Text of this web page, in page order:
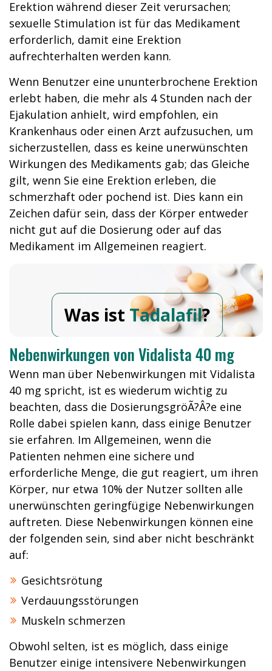
Erektion während dieser Zeit verursachen;
sexuelle Stimulation ist für das Medikament
erforderlich, damit eine Erektion
aufrechterhalten werden kann.
Wenn Benutzer eine ununterbrochene Erektion
erlebt haben, die mehr als 4 Stunden nach der
Ejakulation anhielt, wird empfohlen, ein
Krankenhaus oder einen Arzt aufzusuchen, um
sicherzustellen, dass es keine unerwünschten
Wirkungen des Medikaments gab; das Gleiche
gilt, wenn Sie eine Erektion erleben, die
schmerzhaft oder pochend ist. Dies kann ein
Zeichen dafür sein, dass der Körper entweder
nicht gut auf die Dosierung oder auf das
Medikament im Allgemeinen reagiert.
Was ist Tadalafil?
Nebenwirkungen von Vidalista 40 mg
Wenn man über Nebenwirkungen mit Vidalista
40 mg spricht, ist es wiederum wichtig zu
beachten, dass die DosierungsgröÃ?Â?e eine
Rolle dabei spielen kann, dass einige Benutzer
sie erfahren. Im Allgemeinen, wenn die
Patienten nehmen eine sichere und
erforderliche Menge, die gut reagiert, um ihren
Körper, nur etwa 10% der Nutzer sollten alle
unerwünschten geringfügige Nebenwirkungen
auftreten. Diese Nebenwirkungen können eine
der folgenden sein, sind aber nicht beschränkt
auf:
Gesichtsrötung
Verdauungsstörungen
Muskeln schmerzen
Obwohl selten, ist es möglich, dass einige
Benutzer einige intensivere Nebenwirkungen